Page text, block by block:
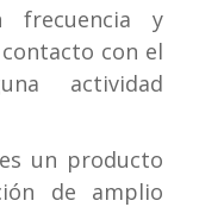
frecuencia y
con el
actividad
un producto
de amplio